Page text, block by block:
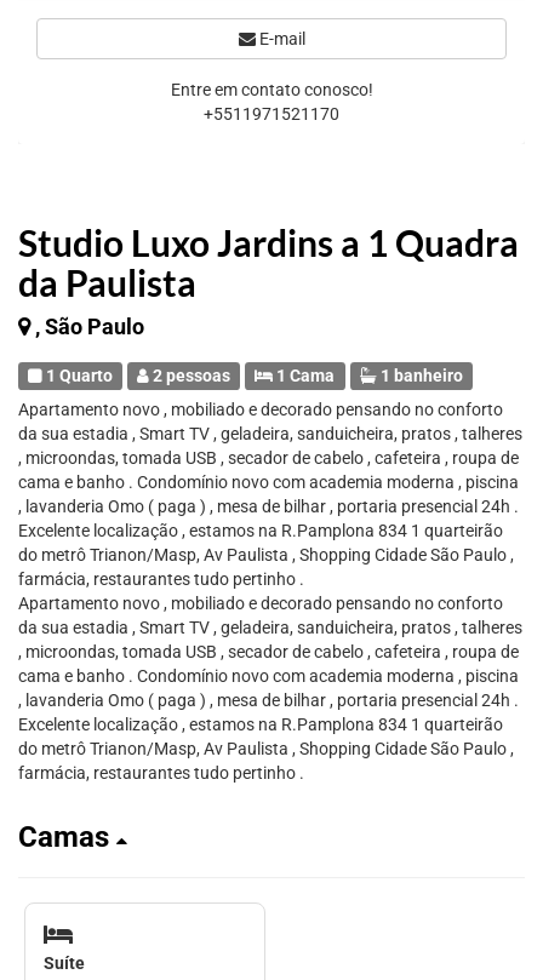
Studio Luxo Jardins a 1 Quadra
da Paulista
, São Paulo
1 Quarto 2 pessoas 1 Cama
1 banheiro
Apartamento novo , mobiliado e decorado pensando no conforto
da sua estadia , Smart TV , geladeira, sanduicheira, pratos , talheres
, microondas, tomada USB , secador de cabelo , cafeteira , roupa de
cama e banho . Condomínio novo com academia moderna , piscina
, lavanderia Omo ( paga ) , mesa de bilhar , portaria presencial 24h .
Excelente localização , estamos na R.Pamplona 834 1 quarteirão
do metrô Trianon/Masp, Av Paulista , Shopping Cidade São Paulo ,
farmácia, restaurantes tudo pertinho .
Apartamento novo , mobiliado e decorado pensando no conforto
da sua estadia , Smart TV , geladeira, sanduicheira, pratos , talheres
, microondas, tomada USB , secador de cabelo , cafeteira , roupa de
cama e banho . Condomínio novo com academia moderna , piscina
, lavanderia Omo ( paga ) , mesa de bilhar , portaria presencial 24h .
Excelente localização , estamos na R.Pamplona 834 1 quarteirão
do metrô Trianon/Masp, Av Paulista , Shopping Cidade São Paulo ,
farmácia, restaurantes tudo pertinho .
Camas
Suíte
E-mail
Entre em contato conosco!
+5511971521170